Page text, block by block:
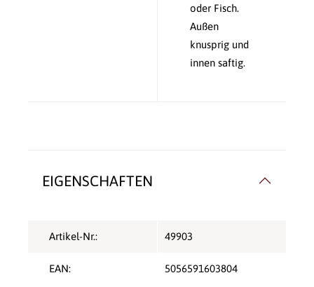
oder Fisch.
Außen
knusprig und
innen saftig.
EIGENSCHAFTEN
Artikel-Nr.: 49903
EAN: 5056591603804